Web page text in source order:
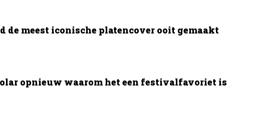
de meest iconische platencover ooit gemaakt
opnieuw waarom het een festivalfavoriet is